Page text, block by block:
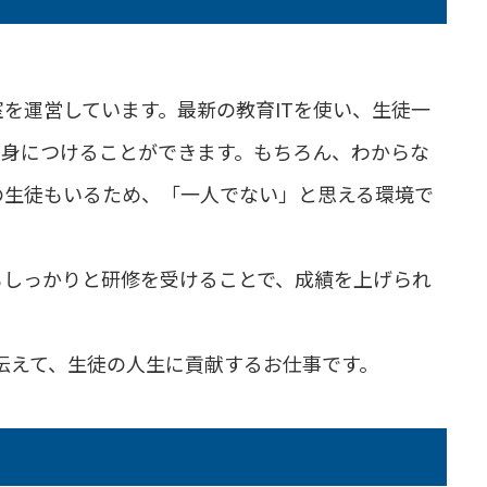
運営しています。最新の教育ITを使い、生徒一
につけることができます。もちろん、わからな
徒もいるため、「一人でない」と思える環境で
っかりと研修を受けることで、成績を上げられ
て、生徒の人生に貢献するお仕事です。